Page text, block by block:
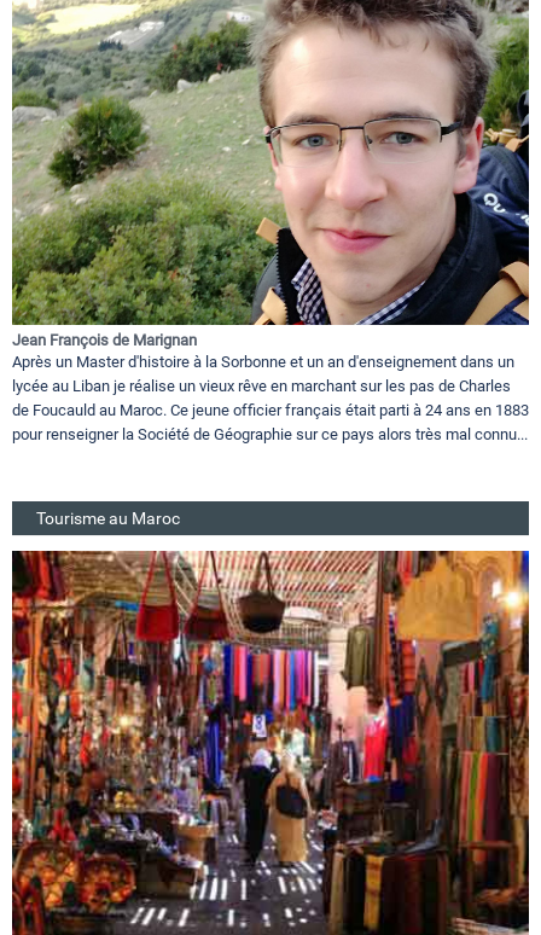
Jean François de Marignan
Après un Master d'histoire à la Sorbonne et un an d'enseignement dans un
lycée au Liban je réalise un vieux rêve en marchant sur les pas de Charles
de Foucauld au Maroc. Ce jeune officier français était parti à 24 ans en 1883
pour renseigner la Société de Géographie sur ce pays alors très mal connu...
Tourisme au Maroc